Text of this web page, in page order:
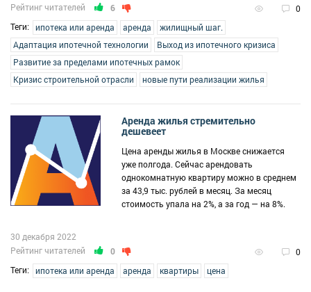
Рейтинг читателей 6 0
Теги: ипотека или аренда аренда
жилищный шаг.
Адаптация ипотечной технологии
Выход из ипотечного кризиса
Развитие за пределами ипотечных рамок
Кризис строительной отрасли
новые пути реализации жилья
Аренда жилья стремительно
дешевеет
Цена аренды жилья в Москве снижается
уже полгода. Сейчас арендовать
однокомнатную квартиру можно в среднем
за 43,9 тыс. рублей в месяц. За месяц
стоимость упала на 2%, а за год — на 8%.
Рейтинг читателей 0 0
30 декабря 2022
Теги: ипотека или аренда аренда квартиры цена